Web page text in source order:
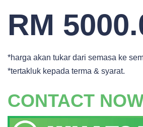
RM
*harga akan tukar dari semasa ke
*tertakluk kepada terma & syarat.
CONTACT